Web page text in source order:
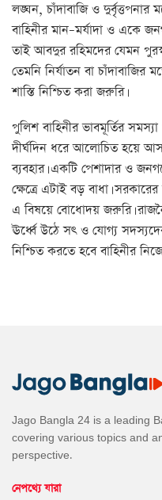
লঙ্ঘন, চাঁদাবাজি ও
বাহিনীর মান–মর্যাদা ও একে
তাই আবদুর রহিমদের যেমন
তেমনি নির্যাতন বা চাঁদাবাজির
শাস্তি নিশ্চিত করা জরুরি।
পুলিশ বাহিনীর ভাবমূর্তির
দীর্ঘদিন ধরে আলোচিত হয়ে
ব্যবহার। একটি পেশাদার ও
ক্ষেত্রে এটাই বড় বাধা।
এ বিষয়ে বোধোদয় জরুরি।
ঊর্ধ্বে উঠে সৎ ও যোগ্য
নিশ্চিত করতে হবে বাহিনীর
Jago Bangla 24 is a leading
covering various topics and
perspective.
নেপথ্যে যারা